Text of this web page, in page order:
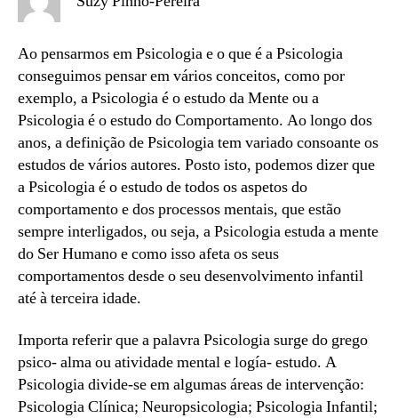
Ao pensarmos em Psicologia e o que é a Psicologia
conseguimos pensar em vários conceitos, como por
exemplo, a Psicologia é o estudo da Mente ou a
Psicologia é o estudo do Comportamento. Ao longo dos
anos, a definição de Psicologia tem variado consoante os
estudos de vários autores. Posto isto, podemos dizer que
a Psicologia é o estudo de todos os aspetos do
comportamento e dos processos mentais, que estão
sempre interligados, ou seja, a Psicologia estuda a mente
do Ser Humano e como isso afeta os seus
comportamentos desde o seu desenvolvimento infantil
até à terceira idade.
Importa referir que a palavra Psicologia surge do grego
psico- alma ou atividade mental e logía- estudo. A
Psicologia divide-se em algumas áreas de intervenção:
Psicologia Clínica; Neuropsicologia; Psicologia Infantil;